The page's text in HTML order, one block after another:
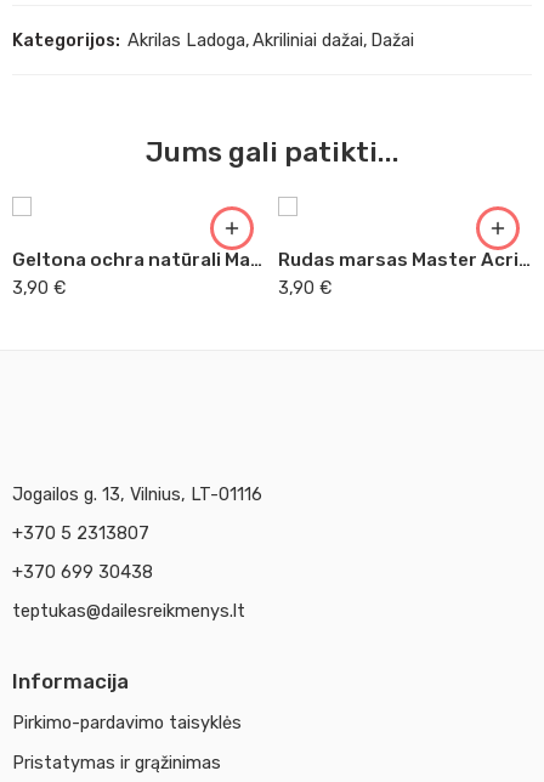
Kategorijos: Akrilas Ladoga,Akriliniai dažai, Dažai
Jums gali patikti...
Geltona ochra natūrali Master Acrilic, 60ml (39)
3,90 €
Rudas marsas Master Acrilic, 60ml (47)
3,90 €
Jogailos g. 13, Vilnius, LT-01116
+370 5 2313807
+370 699 30438
teptukas@dailesreikmenys.lt
Informacija
Pirkimo-pardavimo taisyklės
Pristatymas ir grąžinimas